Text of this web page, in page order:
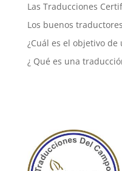
Las Traducciones
Los buenos traductores
¿Cuál es el objetivo
¿ Qué es una